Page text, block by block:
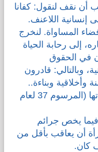
أن نقف لنقول: كفانا
إنسانية اللاعنف.
المساواة. لنخرج
إلى رحابة الحياة
في الحقوق
وبالتالي: قادرون
وأخلاقية وبناءة..
- فلتغى المادة 548 بكل مسمياتها (المرسوم 37 لعام
- وليحظر استخدام المادة 192 فيما يخص جرائم
أن يعاقب بأقل من
كان.